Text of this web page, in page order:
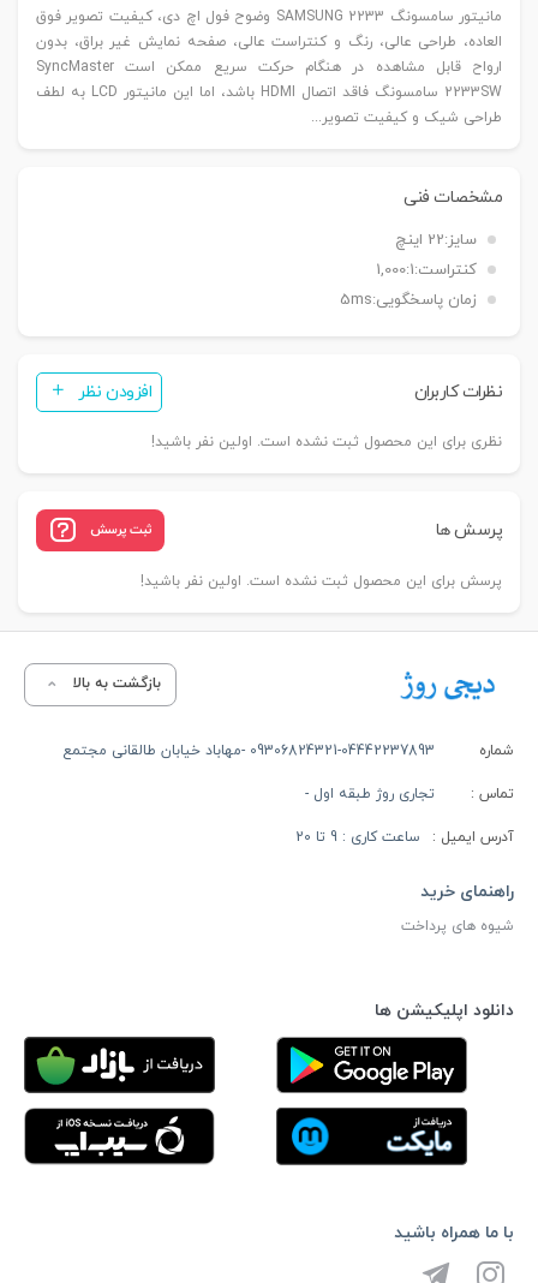
مانیتور سامسونگ SAMSUNG 2233 وضوح فول اچ دی، کیفیت تصویر فوق
العاده، طراحی عالی، رنگ و کنتراست عالی، صفحه نمایش غیر براق، بدون
ارواح قابل مشاهده در هنگام حرکت سریع ممکن است SyncMaster
2233SW سامسونگ فاقد اتصال HDMI باشد، اما این مانیتور LCD به لطف
طراحی شیک و کیفیت تصویر...
مشخصات فنی
سایز:22 اینچ
کنتراست:1,000:1
زمان پاسخگویی:5ms
نظرات کاربران افزودن نظر
نظری برای این محصول ثبت نشده است. اولین نفر باشید!
پرسش ها ثبت پرسش
پرسش برای این محصول ثبت نشده است. اولین نفر باشید!
بازگشت به بالا
شماره
تماس :
09306824321-04442237893 -مهاباد خیابان طالقانی مجتمع
تجاری روژ طبقه اول -
آدرس ایمیل : ساعت کاری : 9 تا 20
راهنمای خرید
شیوه های پرداخت
دانلود اپلیکیشن ها
با ما همراه باشید